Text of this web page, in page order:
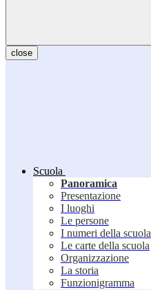
close
Scuola
Panoramica
Presentazione
I luoghi
Le persone
I numeri della scuola
Le carte della scuola
Organizzazione
La storia
Funzionigramma